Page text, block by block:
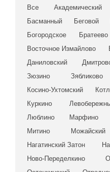
Все Академический
Басманный
Беговой
Богородское
Братеево
Восточное Измайлово
Даниловский
Зюзино
Зябликово
Косино-Ухтомский
Куркино
Люблино
Марфино
Митино
Можайский
Нагатинский Затон
Ново-Переделкино